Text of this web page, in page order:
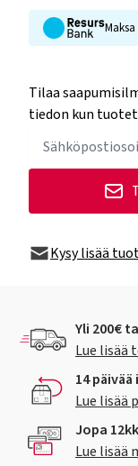
Tilaa
tiedon kun
Kysy lisää
Yli 200€
Lue lisää
14
Lue lisää
Jopa
Lue lisää